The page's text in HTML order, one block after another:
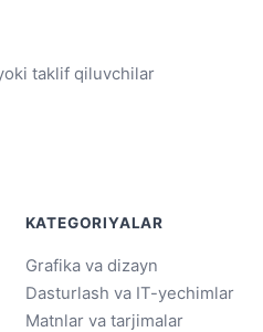
taklif qiluvchilar
KATEGORIYALAR
Grafika va dizayn
Dasturlash va IT-yechimlar
Matnlar va tarjimalar